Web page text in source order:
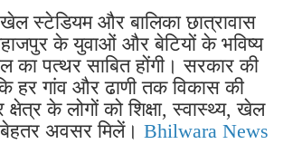
स्टेडियम और बालिका छात्रावास
के युवाओं और बेटियों के भविष्य
का पत्थर साबित होंगी। सरकार की
हर गांव और ढाणी तक विकास की
के लोगों को शिक्षा, स्वास्थ्य, खेल
अवसर मिलें। Bhilwara News